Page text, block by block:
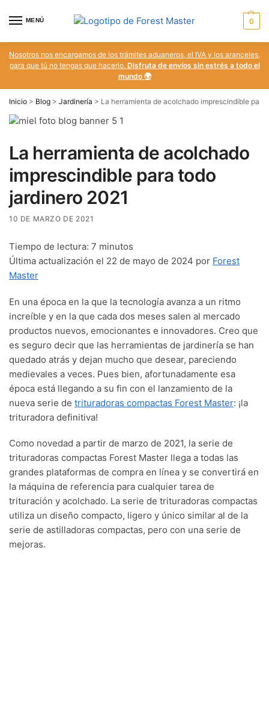
MENÚ 0
Nosotros nos encargamos de los trámites aduaneros, el IVA y los aranceles,
para que tú no tengas que hacerlo. Disfruta de envíos sin estrés a todo el
mundo 🌍
Inicio > Blog > Jardinería > La herramienta de acolchado imprescindible para
La herramienta de acolchado
imprescindible para todo
jardinero 2021
10 DE MARZO DE 2021
Tiempo de lectura: 7 minutos
Última actualización el 22 de mayo de 2024 por Forest
Master
En una época en la que la tecnología avanza a un ritmo
increíble y en la que cada dos meses salen al mercado
productos nuevos, emocionantes e innovadores. Creo que
es seguro decir que las herramientas de jardinería se han
quedado atrás y dejan mucho que desear, pareciendo
medievales a veces. Pues bien, afortunadamente esa
época está llegando a su fin con el lanzamiento de la
nueva serie de trituradoras compactas Forest Master: ¡la
trituradora definitiva!
Como novedad a partir de marzo de 2021, la serie de
trituradoras compactas Forest Master llega a todas las
grandes plataformas de compra en línea y se convertirá en
la máquina de referencia para cualquier tarea de
trituración y acolchado. La serie de trituradoras compactas
utiliza un diseño compacto, ligero y único similar al de la
serie de astilladoras compactas, pero con una serie de
mejoras.